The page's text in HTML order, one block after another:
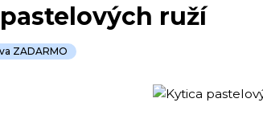
ruží
ZADARMO